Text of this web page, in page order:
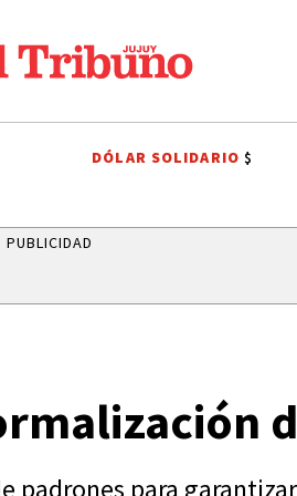
PRIMERA NACIONAL LIGA
DÓLAR SOLIDARIO$
PUBLICIDAD
padrones para